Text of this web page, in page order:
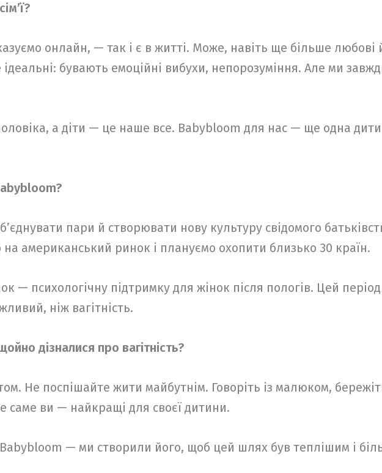
онлайн, — так і є в житті. Може, навіть ще більше любові
бувають емоційні вибухи, непорозуміння. Але ми
а діти — це наше все. Babybloom для нас — ще одна
пари й створювати нову культуру свідомого
американський ринок і плануємо охопити близько 30 країн.
— психологічну підтримку для жінок після пологів. Цей
ніж вагітність.
дізналися про вагітність?
Не поспішайте жити майбутнім. Говоріть із малюком,
саме ви — найкращі для своєї дитини.
Babybloom — ми створили його, щоб цей шлях був теплішим і